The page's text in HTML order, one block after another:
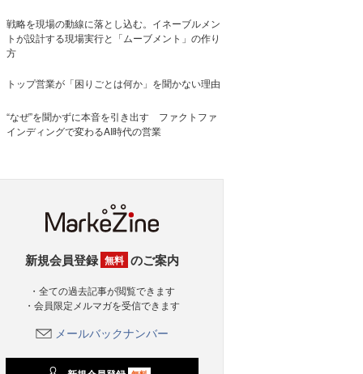
戦略を現場の動線に落とし込む。イネーブルメン
トが設計する現場実行と「ムーブメント」の作り
方
トップ営業が「困りごとは何か」を聞かない理由
“なぜ”を聞かずに本音を引き出す ファクトファ
インディングで変わるAI時代の営業
新規会員登録 無料 のご案内
・全ての過去記事が閲覧できます
・会員限定メルマガを受信できます
メールバックナンバー